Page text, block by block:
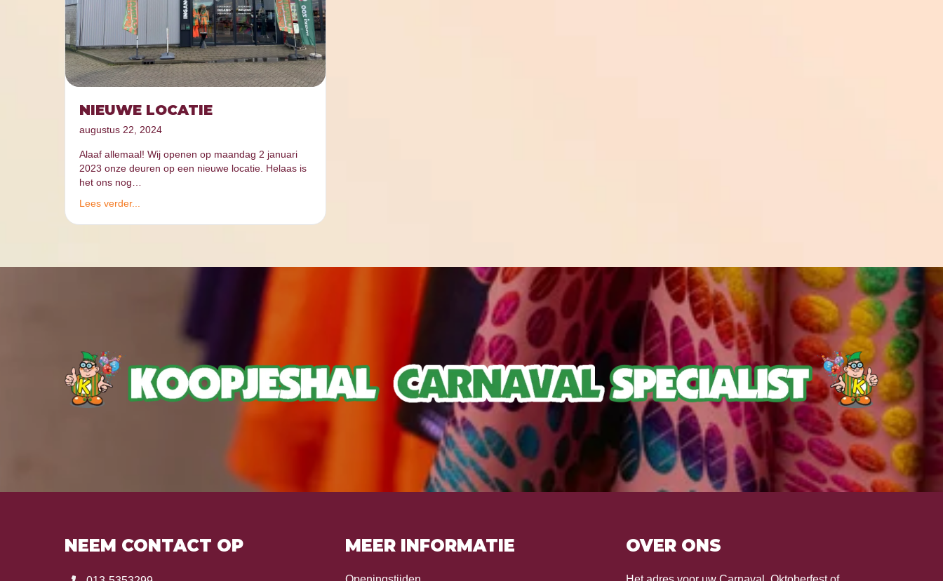
NIEUWE LOCATIE
augustus 22, 2024
Alaaf allemaal! Wij openen op maandag 2 januari
2023 onze deuren op een nieuwe locatie. Helaas is
het ons nog…
Lees verder...
NEEM CONTACT OP MEER INFORMATIE OVER ONS